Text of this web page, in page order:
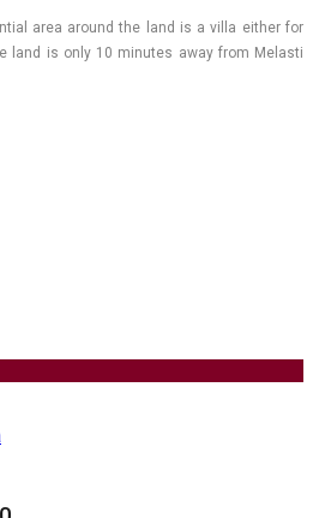
area around the land is a villa either for
land is only 10 minutes away from Melasti